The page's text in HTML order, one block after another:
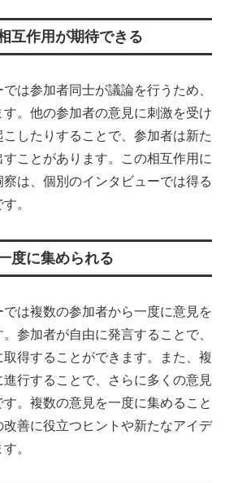
互作用が期待できる
は参加者同士が議論を行うため、
。他の参加者の意見に刺激を受け
したりすることで、参加者は新た
ことがあります。この相互作用に
は、個別のインタビューでは得る
。
度に集められる
は複数の参加者から一度に意見を
参加者が自由に発言することで、
得することができます。また、複
行することで、さらに多くの意見
。複数の意見を一度に集めること
善に役立つヒントや新たなアイデ
。